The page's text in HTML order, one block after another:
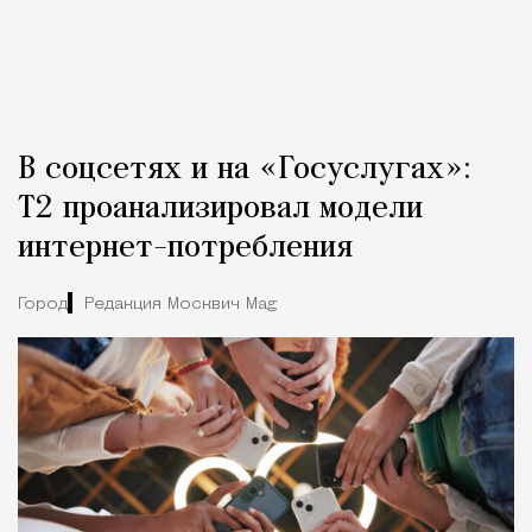
В соцсетях и на «Госуслугах»:
Т2 проанализировал модели
интернет-потребления
Город Редакция Москвич Mag